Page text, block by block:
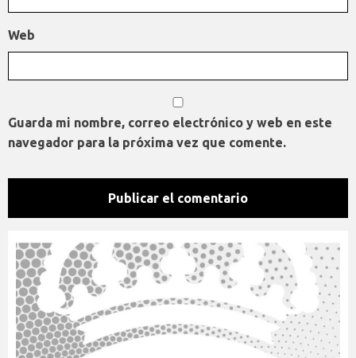
Web
Guarda mi nombre, correo electrónico y web en este
navegador para la próxima vez que comente.